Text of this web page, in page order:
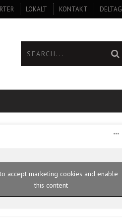
LOKALT KONTAKT DELTAG
accept marketing cookies and enable
this content